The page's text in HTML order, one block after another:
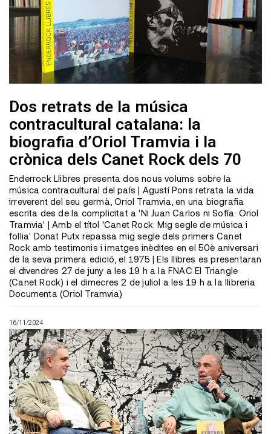
Dos retrats de la música
contracultural catalana: la
biografia d’Oriol Tramvia i la
crònica dels Canet Rock dels 70
Enderrock Llibres presenta dos nous volums sobre la
música contracultural del país | Agustí Pons retrata la vida
irreverent del seu germà, Oriol Tramvia, en una biografia
escrita des de la complicitat a 'Ni Juan Carlos ni Sofía: Oriol
Tramvia' | Amb el títol 'Canet Rock. Mig segle de música i
follia' Donat Putx repassa mig segle dels primers Canet
Rock amb testimonis i imatges inèdites en el 50è aniversari
de la seva primera edició, el 1975 | Els llibres es presentaran
el divendres 27 de juny a les 19 h a la FNAC El Triangle
(Canet Rock) i el dimecres 2 de juliol a les 19 h a la llibreria
Documenta (Oriol Tramvia)
16/11/2024